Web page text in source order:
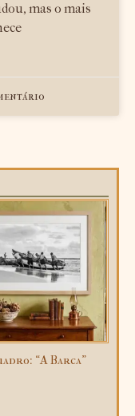
mas o mais
“A Barca”